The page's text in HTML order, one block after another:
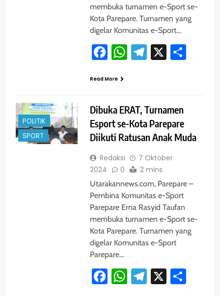
membuka turnamen e-Sport se-
Kota Parepare. Turnamen yang
digelar Komunitas e-Sport…
Facebook
WhatsApp
Telegram
X
Read More
POLITIK
SPORT
Dibuka ERAT, Turnamen
Esport se-Kota Parepare
Diikuti Ratusan Anak Muda
Redaksi
7 Oktober
2024
0 2 mins
Utarakannews.com, Parepare –
Pembina Komunitas e-Sport
Parepare Erna Rasyid Taufan
membuka turnamen e-Sport se-
Kota Parepare. Turnamen yang
digelar Komunitas e-Sport
Parepare…
Facebook
WhatsApp
Telegram
X